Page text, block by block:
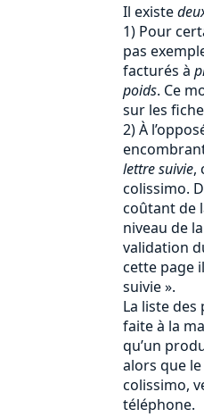
Il existe
1) Pour
pas
facturés à
poids. Ce
sur les
2) À
lettre suivie,
colissimo.
coûtant de
niveau de
validation
cette page
suivie ».
La liste
faite à la
qu’un
alors que
colissimo,
téléphone.